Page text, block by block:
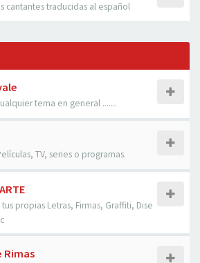
cantantes traducidas al español
tema en general .......
TV, series o programas.
propias Letras, Firmas, Graffiti, Dise
Rimas